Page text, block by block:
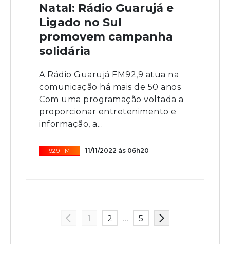
Natal: Rádio Guarujá e
Ligado no Sul
promovem campanha
solidária
A Rádio Guarujá FM92,9 atua na
comunicação há mais de 50 anos
Com uma programação voltada a
proporcionar entretenimento e
informação, a...
92.9 FM 11/11/2022 às 06h20
1 2 … 5